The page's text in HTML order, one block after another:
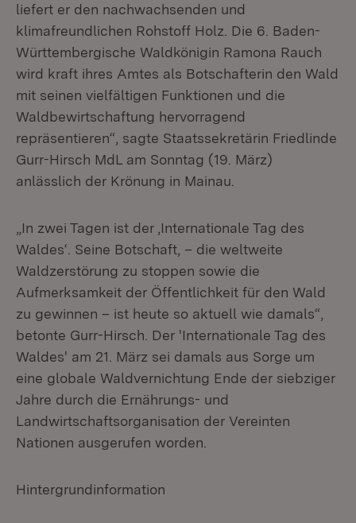
liefert er den nachwachsenden und
klimafreundlichen Rohstoff Holz. Die 6. Baden-
Württembergische Waldkönigin Ramona Rauch
wird kraft ihres Amtes als Botschafterin den Wald
mit seinen vielfältigen Funktionen und die
Waldbewirtschaftung hervorragend
repräsentieren“, sagte Staatssekretärin Friedlinde
Gurr-Hirsch MdL am Sonntag (19. März)
anlässlich der Krönung in Mainau.
„In zwei Tagen ist der ‚Internationale Tag des
Waldes‘. Seine Botschaft, – die weltweite
Waldzerstörung zu stoppen sowie die
Aufmerksamkeit der Öffentlichkeit für den Wald
zu gewinnen – ist heute so aktuell wie damals“,
betonte Gurr-Hirsch. Der 'Internationale Tag des
Waldes' am 21. März sei damals aus Sorge um
eine globale Waldvernichtung Ende der siebziger
Jahre durch die Ernährungs- und
Landwirtschaftsorganisation der Vereinten
Nationen ausgerufen worden.
Hintergrundinformation